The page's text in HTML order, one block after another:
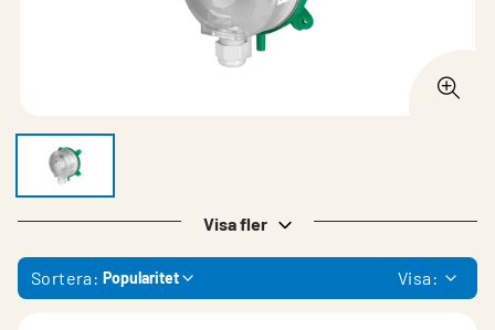
Visa fler
Sortera: Popularitet Visa: